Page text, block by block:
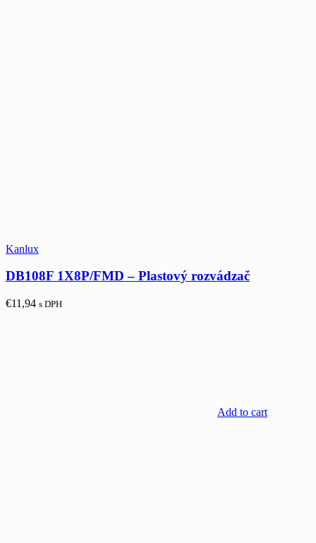
Kanlux
DB108F 1X8P/FMD – Plastový rozvádzač
€11,94 s DPH
Add to cart